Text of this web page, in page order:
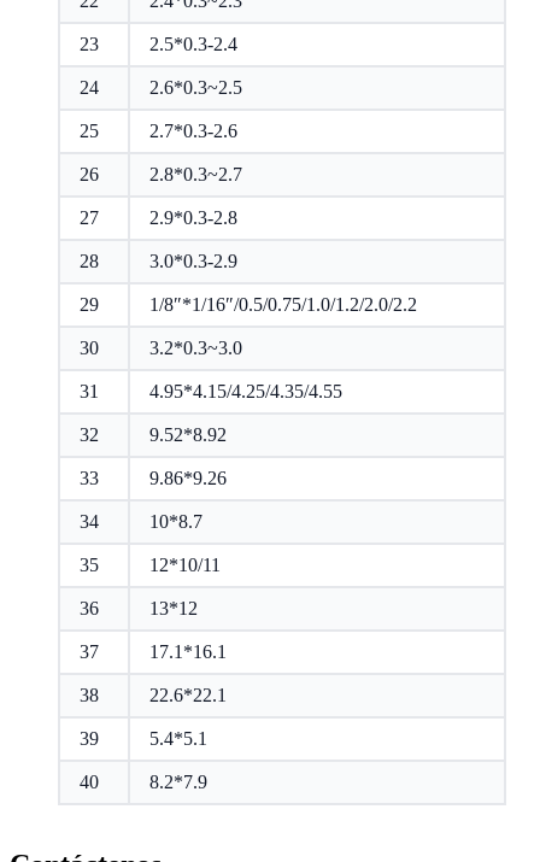
23 2.5*0.3-2.4
24 2.6*0.3~2.5
25 2.7*0.3-2.6
26 2.8*0.3~2.7
27 2.9*0.3-2.8
28 3.0*0.3-2.9
29 1/8″*1/16″/0.5/0.75/1.0/1.2/2.0/2.2
30 3.2*0.3~3.0
31 4.95*4.15/4.25/4.35/4.55
32 9.52*8.92
33 9.86*9.26
34 10*8.7
35 12*10/11
36 13*12
37 17.1*16.1
38 22.6*22.1
39 5.4*5.1
40 8.2*7.9